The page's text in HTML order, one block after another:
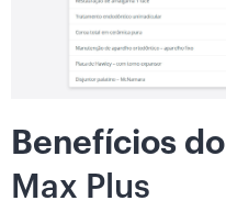
Benefícios
Max Plus